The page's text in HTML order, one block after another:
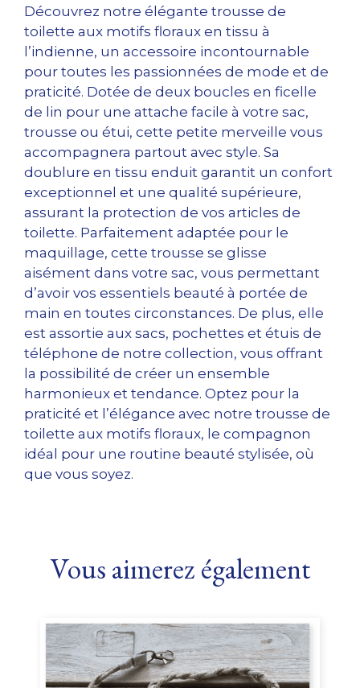
Découvrez notre élégante trousse de
toilette aux motifs floraux en tissu à
l’indienne, un accessoire incontournable
pour toutes les passionnées de mode et de
praticité. Dotée de deux boucles en ficelle
de lin pour une attache facile à votre sac,
trousse ou étui, cette petite merveille vous
accompagnera partout avec style. Sa
doublure en tissu enduit garantit un confort
exceptionnel et une qualité supérieure,
assurant la protection de vos articles de
toilette. Parfaitement adaptée pour le
maquillage, cette trousse se glisse
aisément dans votre sac, vous permettant
d’avoir vos essentiels beauté à portée de
main en toutes circonstances. De plus, elle
est assortie aux sacs, pochettes et étuis de
téléphone de notre collection, vous offrant
la possibilité de créer un ensemble
harmonieux et tendance. Optez pour la
praticité et l’élégance avec notre trousse de
toilette aux motifs floraux, le compagnon
idéal pour une routine beauté stylisée, où
que vous soyez.
Vous aimerez également